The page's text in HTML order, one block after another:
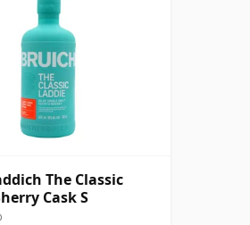
The Classic
Cask S